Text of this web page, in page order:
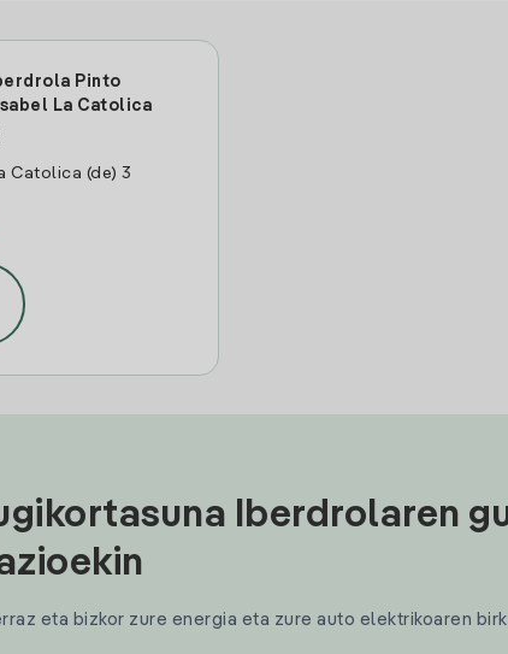
Pinto
La Catolica
Catolica (de) 3
Iberdrolaren
eta bizkor zure energia eta zure auto elektrikoaren